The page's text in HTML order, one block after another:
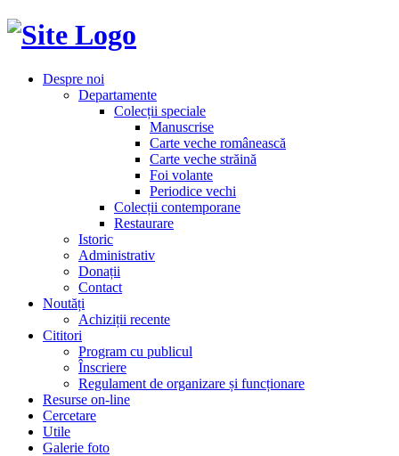
Despre noi
Departamente
Colecții speciale
Manuscrise
Carte veche românească
Carte veche străină
Foi volante
Periodice vechi
Colecții contemporane
Restaurare
Istoric
Administrativ
Donații
Contact
Noutăți
Achiziții recente
Cititori
Program cu publicul
Înscriere
Regulament de organizare și funcționare
Resurse on-line
Cercetare
Utile
Galerie foto